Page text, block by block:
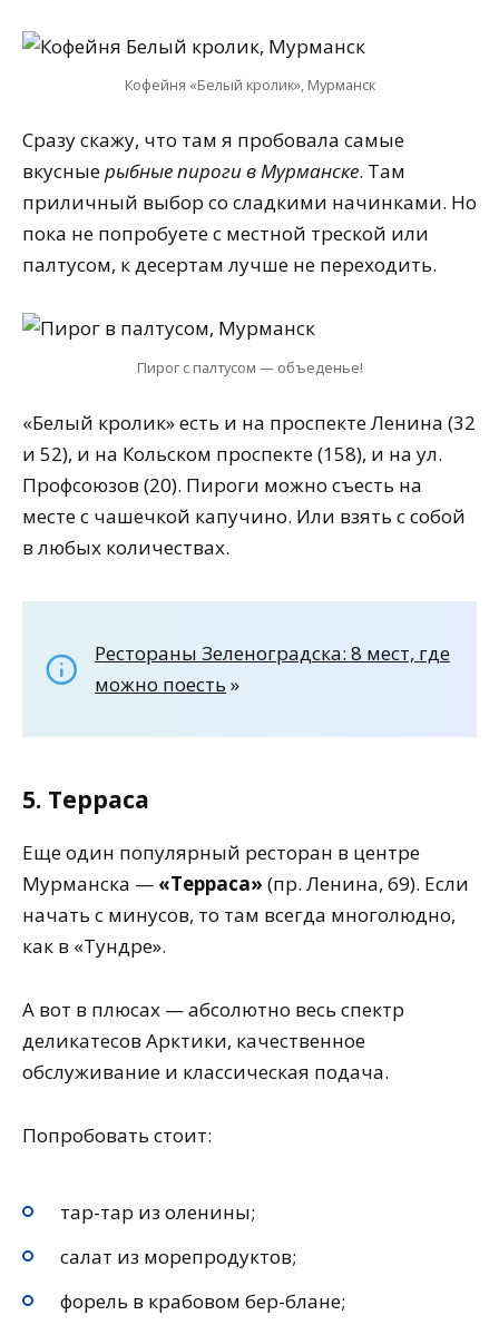
Кофейня «Белый кролик», Мурманск
Сразу скажу, что там я пробовала самые
вкусныерыбные пироги в Мурманске. Там
приличный выбор со сладкими начинками. Но
пока не попробуете с местной треской или
палтусом, к десертам лучше не переходить.
Пирог с палтусом — объеденье!
«Белый кролик» есть и на проспекте Ленина (32
и 52), и на Кольском проспекте (158), и на ул.
Профсоюзов (20). Пироги можно съесть на
месте с чашечкой капучино. Или взять с собой
в любых количествах.
Рестораны Зеленоградска: 8 мест, где
можно поесть »
5. Терраса
Еще один популярный ресторан в центре
Мурманска — «Терраса» (пр. Ленина, 69). Если
начать с минусов, то там всегда многолюдно,
как в «Тундре».
А вот в плюсах — абсолютно весь спектр
деликатесов Арктики, качественное
обслуживание и классическая подача.
Попробовать стоит:
тар-тар из оленины;
салат из морепродуктов;
форель в крабовом бер-блане;